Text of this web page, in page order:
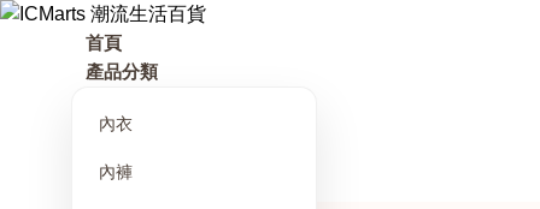
首頁
產品分類
內衣
內褲